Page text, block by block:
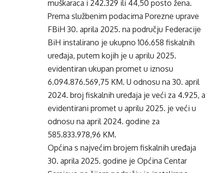
muškaraca i 242.329 ili 44,50 posto žena.
Prema službenim podacima Porezne uprave
FBiH 30. aprila 2025. na području Federacije
BiH instalirano je ukupno 106.658 fiskalnih
uređaja, putem kojih je u aprilu 2025.
evidentiran ukupan promet u iznosu
6.094.876.569,75 KM. U odnosu na 30. april
2024. broj fiskalnih uređaja je veći za 4.925, a
evidentirani promet u aprilu 2025. je veći u
odnosu na april 2024. godine za
585.833.978,96 KM.
Općina s najvećim brojem fiskalnih uređaja
30. aprila 2025. godine je Općina Centar